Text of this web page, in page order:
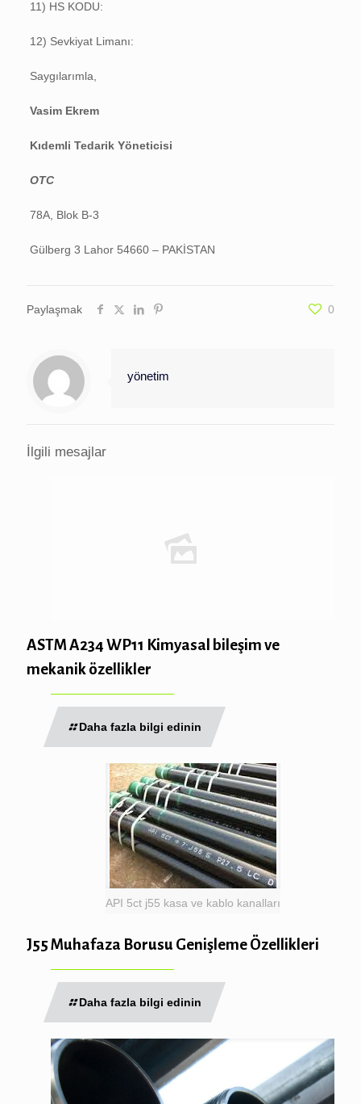
11) HS KODU:
12) Sevkiyat Limanı:
Saygılarımla,
Vasim Ekrem
Kıdemli Tedarik Yöneticisi
OTC
78A, Blok B-3
Gülberg 3 Lahor 54660 – PAKİSTAN
Paylaşmak 0
yönetim
İlgili mesajlar
ASTM A234 WP11 Kimyasal bileşim ve
mekanik özellikler
Daha fazla bilgi edinin
API 5ct j55 kasa ve kablo kanalları
J55 Muhafaza Borusu Genişleme Özellikleri
Daha fazla bilgi edinin